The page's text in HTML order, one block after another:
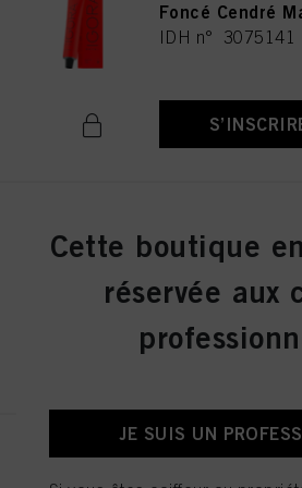
Foncé Cendré
IDH n° 3075141
Cendré Violet
IDH n° 3075174
IGORA ROYAL
IDH n° 3075087
Cette boutique
réservée aux
JE SUIS UN